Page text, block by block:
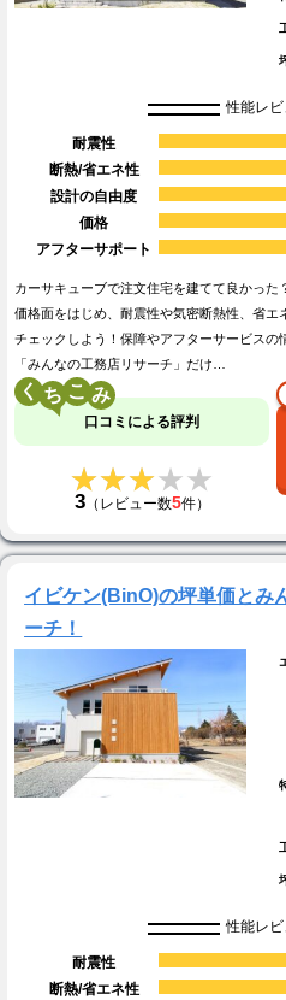
性能レビ
耐震性
断熱/省エネ性
設計の自由度
価格
アフターサポート
カーサキューブで注文住宅を建てて良かっ
価格面をはじめ、耐震性や気密断熱性、省エ
チェックしよう！保障やアフターサービスの
「みんなの工務店リサーチ」だけ…
く こ
口コミによる評判
★★★★★
★★★★★
3（レビュー数5件）
イビケン(BinO)の坪単価とみ
ーチ！
性能レビ
耐震性
断熱/省エネ性